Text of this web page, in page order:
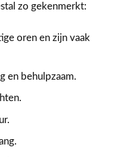
zo gekenmerkt:
oren en zijn vaak
en behulpzaam.